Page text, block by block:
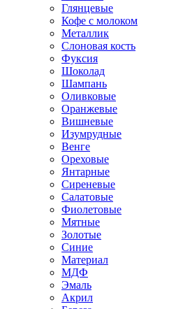
Глянцевые
Кофе с молоком
Металлик
Слоновая кость
Фуксия
Шоколад
Шампань
Оливковые
Оранжевые
Вишневые
Изумрудные
Венге
Ореховые
Янтарные
Сиреневые
Салатовые
Фиолетовые
Мятные
Золотые
Синие
Материал
МДФ
Эмаль
Акрил